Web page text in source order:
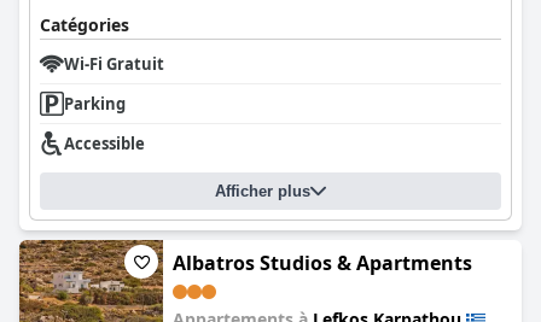
Catégories
Wi-Fi Gratuit
Parking
Accessible
Afficher plus
Albatros Studios & Apartments